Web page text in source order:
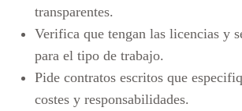
transparentes.
Verifica que tengan las licencias y
para el tipo de trabajo.
Pide contratos escritos que
costes y responsabilidades.